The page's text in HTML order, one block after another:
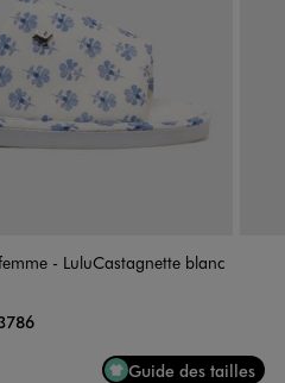
- LuluCastagnette blanc
Guide des tailles